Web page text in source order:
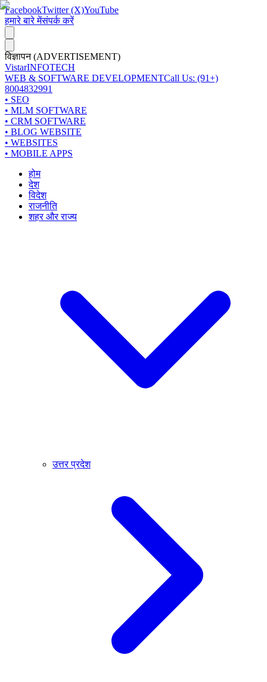
FacebookTwitter (X)YouTube
हमारे बारे मेंसंपर्क करें
विज्ञापन (ADVERTISEMENT)
VistarINFOTECH
WEB & SOFTWARE DEVELOPMENTCall Us: (91+)
8004832991
• SEO
• MLM SOFTWARE
• CRM SOFTWARE
• BLOG WEBSITE
• WEBSITES
• MOBILE APPS
होम
देश
विदेश
राजनीति
शहर और राज्य
उत्तर प्रदेश